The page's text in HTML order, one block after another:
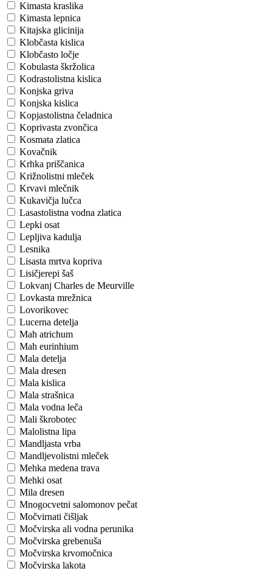
Kimasta kraslika
Kimasta lepnica
Kitajska glicinija
Klobčasta kislica
Klobčasto ločje
Kobulasta škržolica
Kodrastolistna kislica
Konjska griva
Konjska kislica
Kopjastolistna čeladnica
Koprivasta zvončica
Kosmata zlatica
Kovačnik
Krhka priščanica
Križnolistni mleček
Krvavi mlečnik
Kukavičja lučca
Lasastolistna vodna zlatica
Lepki osat
Lepljiva kadulja
Lesnika
Lisasta mrtva kopriva
Lisičjerepi šaš
Lokvanj Charles de Meurville
Lovkasta mrežnica
Lovorikovec
Lucerna detelja
Mah atrichum
Mah eurinhium
Mala detelja
Mala dresen
Mala kislica
Mala strašnica
Mala vodna leča
Mali škrobotec
Malolistna lipa
Mandljasta vrba
Mandljevolistni mleček
Mehka medena trava
Mehki osat
Mila dresen
Mnogocvetni salomonov pečat
Močvirnati čišljak
Močvirska ali vodna perunika
Močvirska grebenuša
Močvirska krvomočnica
Močvirska lakota